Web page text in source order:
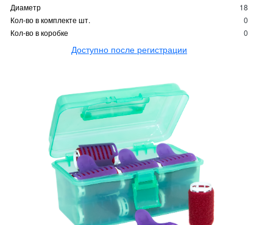
Диаметр
18
Кол-во в комплекте шт.
0
Кол-во в коробке
0
Доступно после регистрации